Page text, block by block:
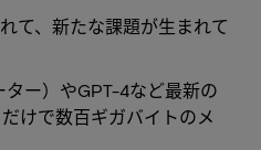
て、新たな課題が生まれて
ター）やGPT-4など最新の
けで数百ギガバイトのメ